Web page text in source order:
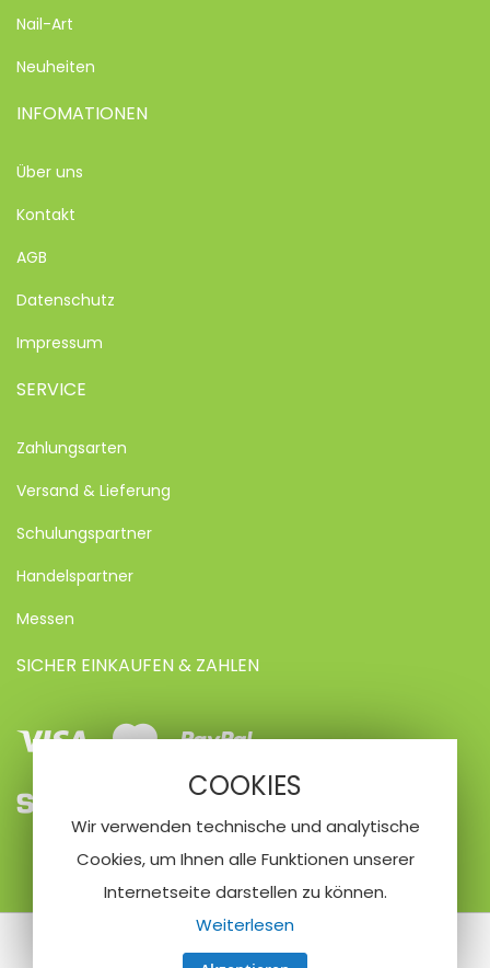
COOKIES
Wir verwenden technische und analytische
Cookies, um Ihnen alle Funktionen unserer
Internetseite darstellen zu können.
Weiterlesen
Nail-Art
Neuheiten
INFOMATIONEN
Über uns
Kontakt
AGB
Datenschutz
Impressum
SERVICE
Zahlungsarten
Versand & Lieferung
Schulungspartner
Handelspartner
Messen
SICHER EINKAUFEN & ZAHLEN
VisaMastercard
Paypal
Lastschrifteinzug
VorkasseKreditkarte